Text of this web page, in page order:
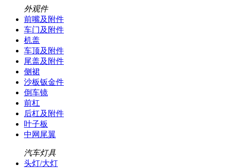
外观件
前嘴及附件
车门及附件
机盖
车顶及附件
尾盖及附件
侧裙
沙板钣金件
倒车镜
前杠
后杠及附件
叶子板
中网尾翼
汽车灯具
头灯/大灯